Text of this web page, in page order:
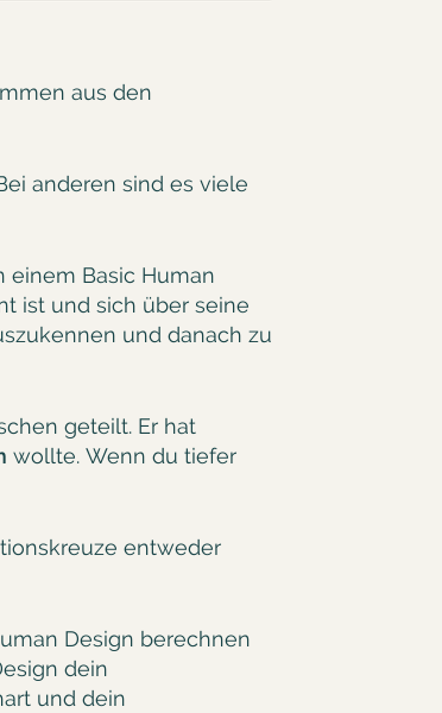
aus den
anderen sind es viele
einem Basic Human
ist und sich über seine
und danach zu
geteilt. Er hat
wollte. Wenn du tiefer
entweder
Design berechnen
dein
und dein